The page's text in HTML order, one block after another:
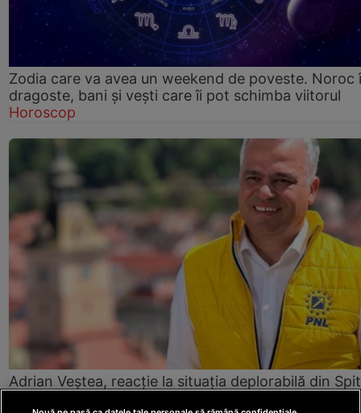
Zodia care va avea un weekend de poveste. Noroc
dragoste, bani și vești care îi pot schimba viitorul
Horoscop
Adrian Veștea, reacție la situația deplorabilă din